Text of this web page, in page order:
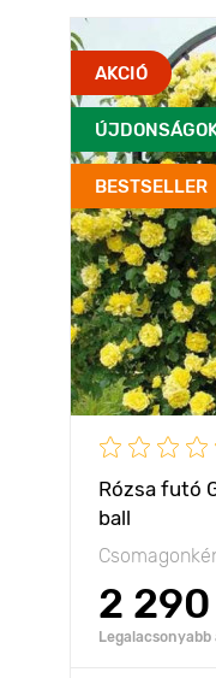
AKCIÓ
BESTSELLER
Rózsa futó
ball
2 290